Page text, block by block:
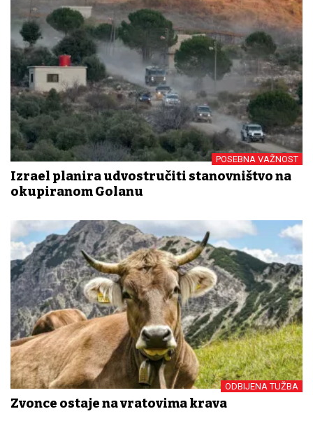
POSEBNA VAŽNOST
Izrael planira udvostručiti stanovništvo na
okupiranom Golanu
ODBIJENA TUŽBA
Zvonce ostaje na vratovima krava